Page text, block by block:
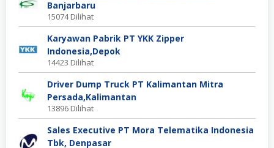
Banjarbaru
15074 Dilihat
Karyawan Pabrik PT YKK Zipper
Indonesia,Depok
14423 Dilihat
Driver Dump Truck PT Kalimantan Mitra
Persada,Kalimantan
13896 Dilihat
Sales Executive PT Mora Telematika Indonesia
Tbk, Denpasar